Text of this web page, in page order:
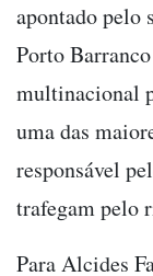
apontado pelo
Porto
multinacional
uma das
responsável
trafegam pelo
Para Alcides